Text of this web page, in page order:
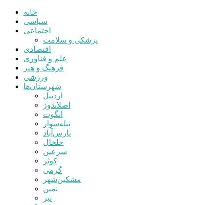
خانه
سیاسی
اجتماعی
پزشکی و سلامت
اقتصادی
علم و فناوری
فرهنگ و هنر
ورزشی
شهرستان‌ها
اردبیل
اصلاندوز
انگوت
بیله‌سوار
پارس‌آباد
خلخال
سرعین
کوثر
گرمی
مشکین‌شهر
نمین
نیر